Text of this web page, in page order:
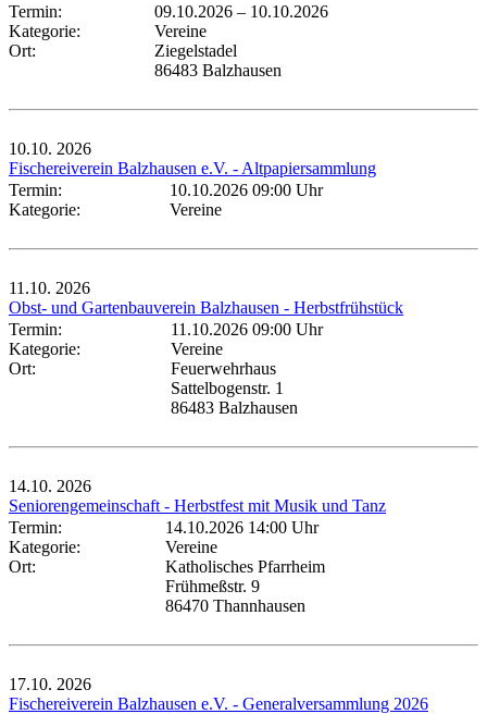
Termin:
09.10.2026 – 10.10.2026
Kategorie:
Vereine
Ort:
Ziegelstadel
86483 Balzhausen
10.10. 2026
Fischereiverein Balzhausen e.V. - Altpapiersammlung
Termin:
10.10.2026 09:00 Uhr
Kategorie:
Vereine
11.10. 2026
Obst- und Gartenbauverein Balzhausen - Herbstfrühstück
Termin:
11.10.2026 09:00 Uhr
Kategorie:
Vereine
Ort:
Feuerwehrhaus
Sattelbogenstr. 1
86483 Balzhausen
14.10. 2026
Seniorengemeinschaft - Herbstfest mit Musik und Tanz
Termin:
14.10.2026 14:00 Uhr
Kategorie:
Vereine
Ort:
Katholisches Pfarrheim
Frühmeßstr. 9
86470 Thannhausen
17.10. 2026
Fischereiverein Balzhausen e.V. - Generalversammlung 2026